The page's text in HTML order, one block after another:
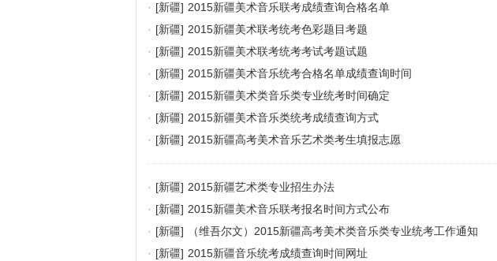
· [新疆] 2015新疆美术音乐联考成绩查询合格名单
· [新疆] 2015新疆美术联考统考色彩题目考题
· [新疆] 2015新疆美术联考统考考试考题试题
· [新疆] 2015新疆美术音乐统考合格名单成绩查询时间
· [新疆] 2015新疆美术类音乐类专业统考时间确定
· [新疆] 2015新疆美术音乐类统考成绩查询方式
· [新疆] 2015新疆高考美术音乐艺术类考生填报志愿
· [新疆] 2015新疆艺术类专业招生办法
· [新疆] 2015新疆美术音乐联考报名时间方式公布
· [新疆]
（维吾尔文）2015新疆高考美术类音乐类专业统考工作通知
· [新疆] 2015新疆音乐统考成绩查询时间网址